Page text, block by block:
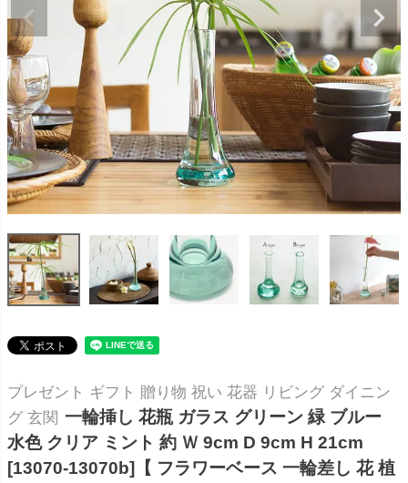
プレゼント ギフト 贈り物 祝い 花器 リビング ダイニン
グ 玄関 一輪挿し 花瓶 ガラス グリーン 緑 ブルー
水色 クリア ミント 約 Ｗ 9cm D 9cm H 21cm
[13070-13070b]【 フラワーベース 一輪差し 花 植